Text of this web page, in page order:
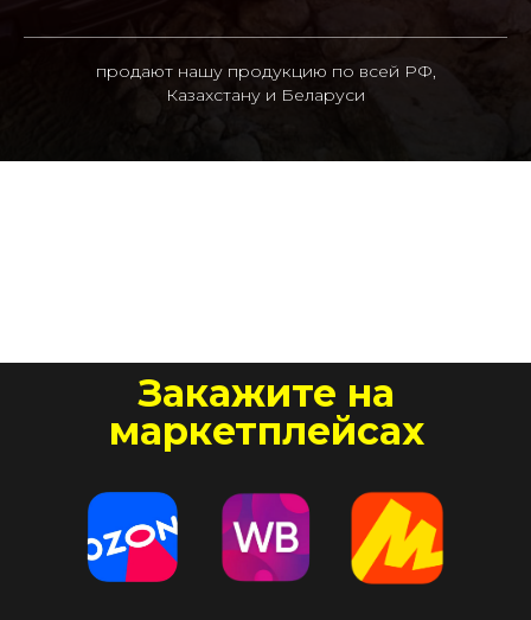
продают нашу продукцию по всей РФ,
Казахстану и Беларуси
Закажите на
маркетплейсах